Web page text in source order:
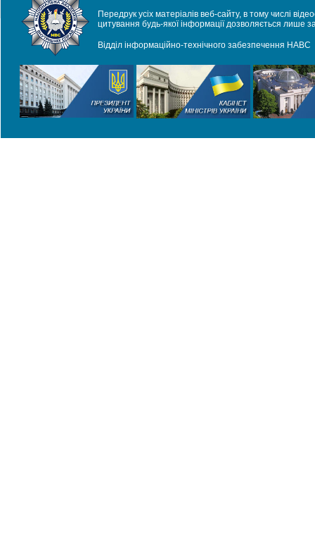
Передрук усіх матеріалів веб-сайту, в тому числі
цитування будь-якої інформації дозволяється лише
Відділ інформаційно-технічного забезпечення НАВС